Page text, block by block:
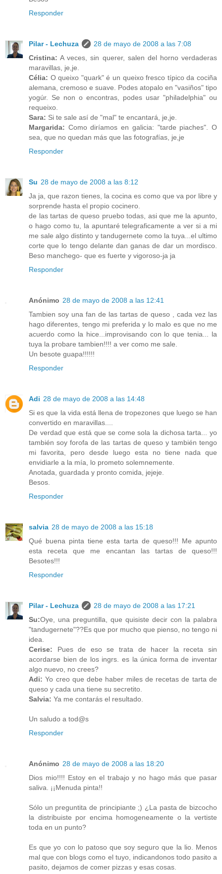
Responder
Pilar - Lechuza
28 de mayo de 2008 a las 7:08
Cristina: A veces, sin querer, salen del horno verdaderas
maravillas, je,je.
Célia: O queixo "quark" é un queixo fresco típico da cociña
alemana, cremoso e suave. Podes atopalo en "vasiños" tipo
yogúr. Se non o encontras, podes usar "philadelphia" ou
requeixo.
Sara: Si te sale así de "mal" te encantará, je,je.
Margarida: Como diríamos en galicia: "tarde piaches". O
sea, que no quedan más que las fotografías, je,je
Responder
Su 28 de mayo de 2008 a las 8:12
Ja ja, que razon tienes, la cocina es como que va por libre y
sorprende hasta el propio cocinero.
de las tartas de queso pruebo todas, asi que me la apunto,
o hago como tu, la apuntaré telegraficamente a ver si a mi
me sale algo distinto y tandugernete como la tuya...el ultimo
corte que lo tengo delante dan ganas de dar un mordisco.
Beso manchego- que es fuerte y vigoroso-ja ja
Responder
Anónimo 28 de mayo de 2008 a las 12:41
Tambien soy una fan de las tartas de queso , cada vez las
hago diferentes, tengo mi preferida y lo malo es que no me
acuerdo como la hice...improvisando con lo que tenia... la
tuya la probare tambien!!!! a ver como me sale.
Un besote guapa!!!!!!
Responder
Adi 28 de mayo de 2008 a las 14:48
Si es que la vida está llena de tropezones que luego se han
convertido en maravillas....
De verdad que está que se come sola la dichosa tarta... yo
también soy forofa de las tartas de queso y también tengo
mi favorita, pero desde luego esta no tiene nada que
envidiarle a la mía, lo prometo solemnemente.
Anotada, guardada y pronto comida, jejeje.
Besos.
Responder
salvia 28 de mayo de 2008 a las 15:18
Qué buena pinta tiene esta tarta de queso!!! Me apunto
esta receta que me encantan las tartas de queso!!!
Besotes!!!
Responder
Pilar - Lechuza
28 de mayo de 2008 a las 17:21
Su:Oye, una preguntilla, que quisiste decir con la palabra
"tandugernete"??Es que por mucho que pienso, no tengo ni
idea.
Cerise: Pues de eso se trata de hacer la receta sin
acordarse bien de los ingrs. es la única forma de inventar
algo nuevo, no crees?
Adi: Yo creo que debe haber miles de recetas de tarta de
queso y cada una tiene su secretito.
Salvia: Ya me contarás el resultado.
Un saludo a tod@s
Responder
Anónimo 28 de mayo de 2008 a las 18:20
Dios mio!!!! Estoy en el trabajo y no hago más que pasar
saliva. ¡¡Menuda pinta!!
Sólo un preguntita de principiante ;) ¿La pasta de bizcocho
la distribuiste por encima homogeneamente o la vertiste
toda en un punto?
Es que yo con lo patoso que soy seguro que la lio. Menos
mal que con blogs como el tuyo, indicandonos todo pasito a
pasito, dejamos de comer pizzas y esas cosas.